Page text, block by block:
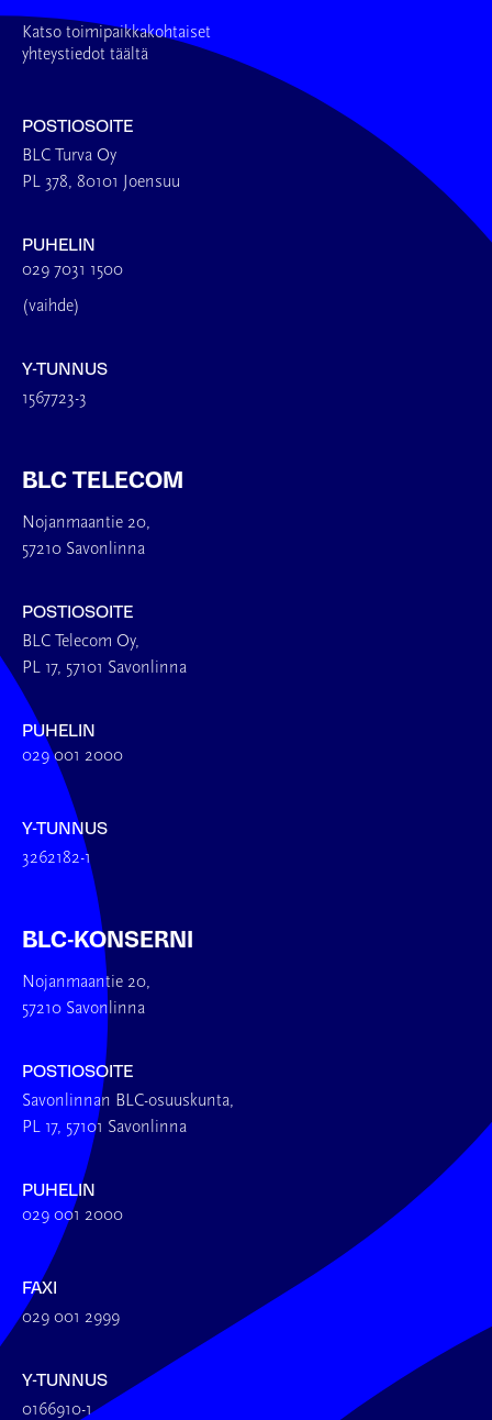
Katso toimipaikkakohtaiset
yhteystiedot täältä
POSTIOSOITE
BLC Turva Oy
PL 378, 80101 Joensuu
PUHELIN
029 7031 1500
(vaihde)
Y-TUNNUS
1567723-3
BLC TELECOM
Nojanmaantie 20,
57210 Savonlinna
POSTIOSOITE
BLC Telecom Oy,
PL 17, 57101 Savonlinna
PUHELIN
029 001 2000
Y-TUNNUS
3262182-1
BLC-KONSERNI
Nojanmaantie 20,
57210 Savonlinna
POSTIOSOITE
Savonlinnan BLC-osuuskunta,
PL 17, 57101 Savonlinna
PUHELIN
029 001 2000
FAXI
029 001 2999
Y-TUNNUS
0166910-1